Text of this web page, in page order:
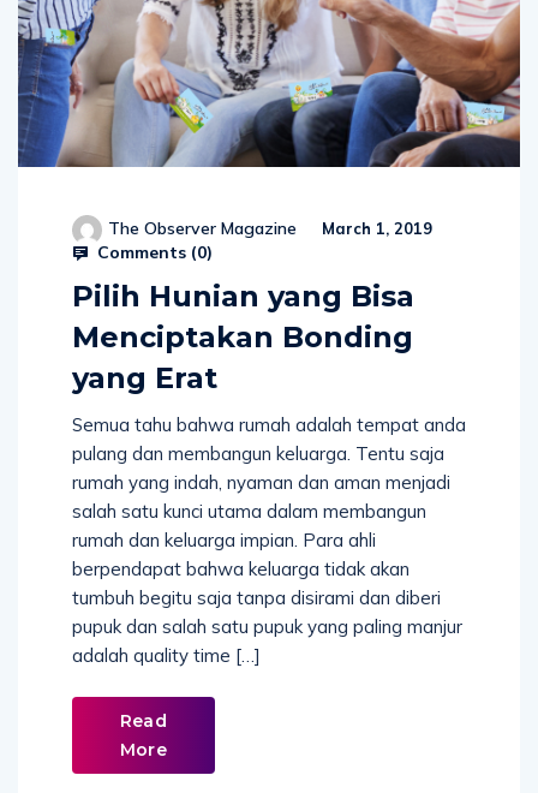
The Observer Magazine March 1, 2019
Comments (0)
Pilih Hunian yang Bisa
Menciptakan Bonding
yang Erat
Semua tahu bahwa rumah adalah tempat anda
pulang dan membangun keluarga. Tentu saja
rumah yang indah, nyaman dan aman menjadi
salah satu kunci utama dalam membangun
rumah dan keluarga impian. Para ahli
berpendapat bahwa keluarga tidak akan
tumbuh begitu saja tanpa disirami dan diberi
pupuk dan salah satu pupuk yang paling manjur
adalah quality time […]
Read
More